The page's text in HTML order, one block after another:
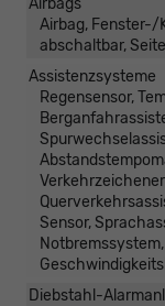
Airbag, Fenster-/
abschaltbar,
Assistenzsysteme
Regensensor,
Sensor,
Diebstahl-